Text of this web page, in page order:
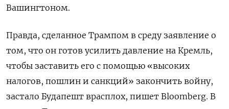
Вашингтоном.
Правда, сделанное Трампом в среду заявление о
том, что он готов усилить давление на Кремль,
чтобы заставить его с помощью «высоких
налогов, пошлин и санкций» закончить войну,
застало Будапешт врасплох, пишет Bloomberg. В